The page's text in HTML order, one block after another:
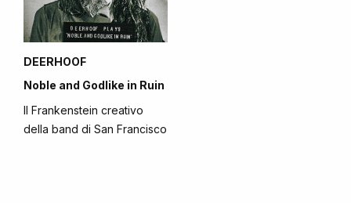
DEERHOOF
Noble and Godlike in Ruin
Il Frankenstein creativo
della band di San Francisco